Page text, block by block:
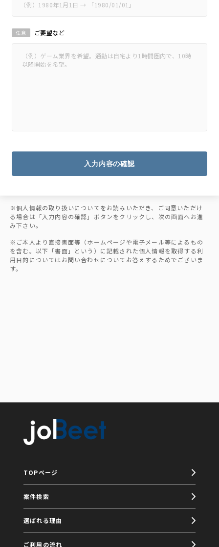
ご要望など
任意
入力内容の確認
※個人情報の取り扱いについてをお読みいただき、ご同意いただけ
る場合は「入力内容の確認」ボタンをクリックし、次の画面へお進
み下さい。
※ご本人より直接書面等（ホームページや電子メール等によるもの
を含む。以下「書面」という）に記載された個人情報を取得する利
用目的についてはお問い合わせについてお答えするためでございま
す。
TOPページ
案件検索
選ばれる理由
ご利用の流れ